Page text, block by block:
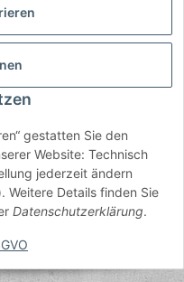
Bomb GmbH
Shop
gestatten Sie den
Website: Technisch
jederzeit ändern
Weitere Details finden Sie
Datenschutzerklärung.